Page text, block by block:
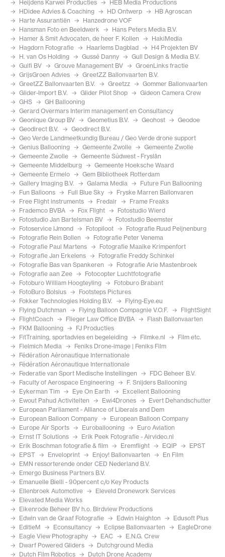
Heijdens Karwei Producties
HEB Media Productions
HDidee Advies & Coaching
HD Ontwerp
HB Agroscan
Harte Assurantiën
Hanzedrone VOF
Hansman Foto en Beeldwerk
Hans Peters Media B.V.
Hamer & Smit Advocaten, de heer F. Kollen
HakiMedia
Hagdorn Fotografie
Haarlems Dagblad
H4 Projekten BV
H. van Os Holding
Gussé Danny
Gull Design & Media B.V.
Guifi BV
Grouve Management BV
GroenLinks fractie
GrijsGroen Advies
GreetZZ Ballonvaarten B.V.
GreetZZ Ballonvaarten B.V.
Greetzz
Gommer Ballonvaarten
Glider-Import B.V.
Glider Pilot Shop
Gideon Camera Crew
GHS
GH Ballooning
Gerard Overmars Interim management en Consultancy
Geonique Group BV
Geometius B.V. Geohost
Geodoe
Geodirect B.V.
Geodirect B.V.
Geo Verde Landmeetkundig Bureau / Geo Verde drone support
Genius Ballooning
Gemeente Zwolle
Gemeente Zwolle
Gemeente Zwolle
Gemeente Súdwest - Fryslân
Gemeente Middelburg
Gemeente Hoeksche Waard
Gemeente Ermelo
Gem Bibliotheek Rotterdam
Gallery Imaging B.V.
Galama Media
Future Fun Ballooning
Fun Balloons
Full Blue Sky
Fryske Marren Ballonvaren
Free Flight instruments
Fredair
Frame Freaks
Frademco BVBA
Fox Flight
Fotostudio Wierd
Fotostudio Jan Bartelsman BV
Fotostudio Beemster
Fotoservice IJmond
Fotopiloot
Fotografie Ruud Peijnenburg
Fotografie Rein Bollen
Fotografie Peter Venema
Fotografie Paul Martens
Fotografie Maaike Krimpenfort
Fotografie Jan Erkelens
Fotografie Freddy Schinkel
Fotografie Bas van Spankeren
Fotografie Arie Mastenbroek
Fotografie aan Zee
Fotocopter Luchtfotografie
Fotoburo William Hoogteyling
Fotoburo Brabant
FotoBuro Bolsius
Footsteps Pictures
Fokker Technologies Holding B.V.
Flying-Eye.eu
Flying Dutchman
Flying Balloon Compagnie V.O.F.
FlightSight
FlightCoach
Flieger Law Office BVBA
Flash Ballonvaarten
FKM Ballooning
FJ Producties
FitTraining, sportadvies en begeleiding
Filmke.nl
Film etc.
Fielmich Media
Feniks Drone-image | Feniks Film
Fédération Aéronautique Internationale
Fédération Aéronautique Internationale
Federatie van Sport Medische Instellingen
FDC Beheer B.V.
Faculty of Aerospace Engineering
F. Snijders Ballooning
Eykerman Tim
Eye On Earth
Excellent Ballooning
Ewout Pahud Activiteiten
Ewi4Drones
Evert Dehandschutter
European Parliament - Alliance of Liberals and Dem
European Balloon Company
European Balloon Company
Europe Air Sports
Euroballooning
Euro Aviation
Ernst IT Solutions
Erik Peek Fotografie - Airvideo.nl
Erik Boschman fotografie & film
Eremflight EQIP
EPST
EPST
Enveloprint Enjoy! Ballonvaarten
En Film
EMN ressorterende onder CED Nederland B.V.
Emergo Business Partners B.V.
Emanuelle Bielli - 90percent c/o Key Products
Ellenbroek Automotive
Eleveld Dronework Services
Elevated Media Works
Eikenrode Beheer BV h.o. Birdview Productions
Edwin van de Graaf Fotografie
Edwin Haighton
Edusoft Plus
EditieM
Econsultancy Eclipse Ballonvaarten
EagleDrone
Eagle View Photography
EAC
E.N.G. Crew
Dwarf Powered Gliders
Dutchground Media
Dutch Film Robotics
Dutch Drone Academy